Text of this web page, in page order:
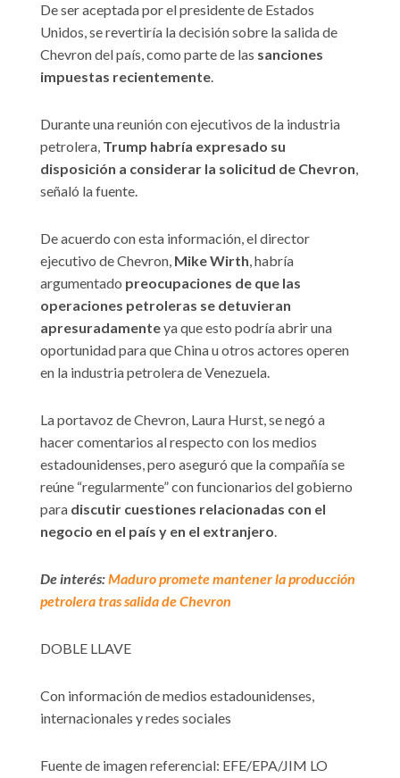
De ser aceptada por el presidente de Estados
Unidos, se revertiría la decisión sobre la salida de
Chevron del país, como parte de las sanciones
impuestas recientemente.
Durante una reunión con ejecutivos de la industria
petrolera, Trump habría expresado su
disposición a considerar la solicitud de Chevron,
señaló la fuente.
De acuerdo con esta información, el director
ejecutivo de Chevron, Mike Wirth, habría
argumentado preocupaciones de que las
operaciones petroleras se detuvieran
apresuradamenteya que esto podría abrir una
oportunidad para que China u otros actores operen
en la industria petrolera de Venezuela.
La portavoz de Chevron, Laura Hurst, se negó a
hacer comentarios al respecto con los medios
estadounidenses, pero aseguró que la compañía se
reúne “regularmente” con funcionarios del gobierno
para discutir cuestiones relacionadas con el
negocio en el país y en el extranjero.
De interés:Maduro promete mantener la producción
petrolera tras salida de Chevron
DOBLE LLAVE
Con información de medios estadounidenses,
internacionales y redes sociales
Fuente de imagen referencial: EFE/EPA/JIM LO